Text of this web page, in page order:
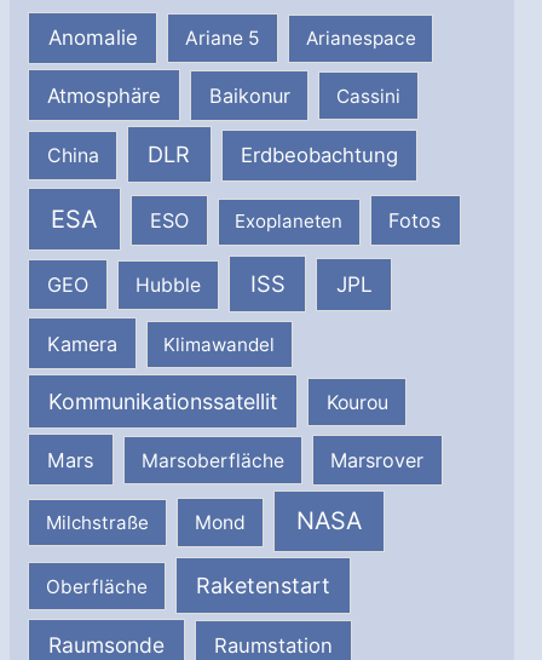
Anomalie Ariane 5 Arianespace
Atmosphäre Baikonur Cassini
China DLR Erdbeobachtung
ESA ESO Exoplaneten Fotos
GEO Hubble ISS JPL
Kamera Klimawandel
Kommunikationssatellit Kourou
Mars Marsoberfläche Marsrover
Milchstraße Mond NASA
Oberfläche Raketenstart
Raumsonde Raumstation